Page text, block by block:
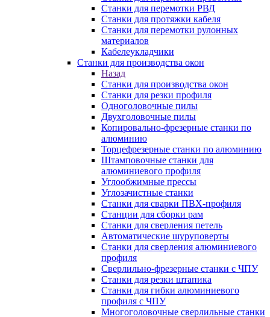
Станки для перемотки РВД
Станки для протяжки кабеля
Станки для перемотки рулонных
материалов
Кабелеукладчики
Станки для производства окон
Назад
Станки для производства окон
Станки для резки профиля
Одноголовочные пилы
Двухголовочные пилы
Копировально-фрезерные станки по
алюминию
Торцефрезерные станки по алюминию
Штамповочные станки для
алюминиевого профиля
Углообжимные прессы
Углозачистные станки
Станки для сварки ПВХ-профиля
Станции для сборки рам
Станки для сверления петель
Автоматические шуруповерты
Станки для сверления алюминиевого
профиля
Сверлильно-фрезерные станки с ЧПУ
Станки для резки штапика
Станки для гибки алюминиевого
профиля с ЧПУ
Многоголовочные сверлильные станки